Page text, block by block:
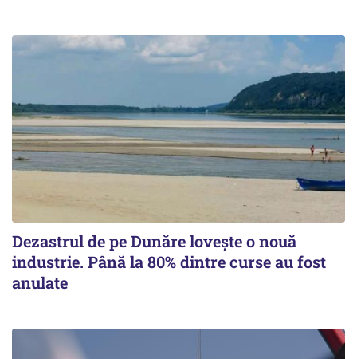
Dezastrul de pe Dunăre lovește o nouă
industrie. Până la 80% dintre curse au fost
anulate